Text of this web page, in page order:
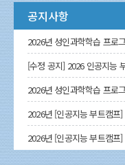
공지사항
2026년 [인공지능 부트캠프
2026년 [인공지능 부트캠프